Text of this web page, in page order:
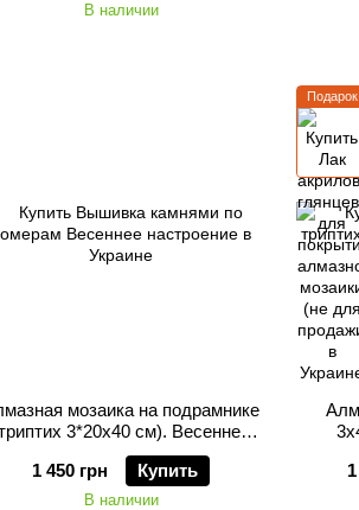
В наличии
мозаика на подрамнике
3*20х40 см). Весеннее
настроение
1 450 грн
Купить
В наличии
Подарок